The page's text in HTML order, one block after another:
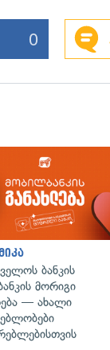
0
ბანკის
მორიგი
— ახალი